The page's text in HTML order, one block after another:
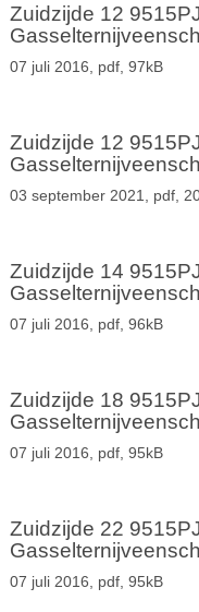
Zuidzijde 12
07 juli 2016, pdf, 97kB
Zuidzijde 12
03 september 2021, pdf,
Zuidzijde 14
07 juli 2016, pdf, 96kB
Zuidzijde 18
07 juli 2016, pdf, 95kB
Zuidzijde 22
07 juli 2016, pdf, 95kB